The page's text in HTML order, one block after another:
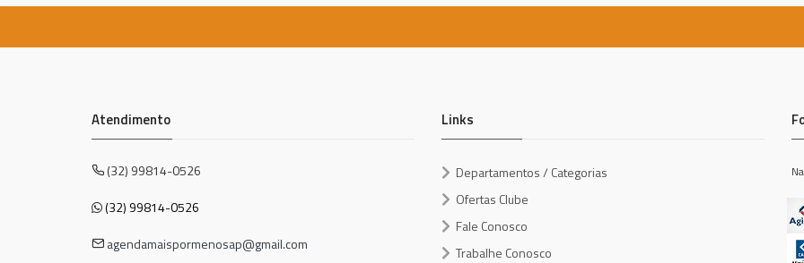
Atendimento
(32) 99814-0526
(32) 99814-0526
agendamaispormenosap@gmail.com
Links
Departamentos / Categorias
Ofertas Clube
Fale Conosco
Trabalhe Conosco